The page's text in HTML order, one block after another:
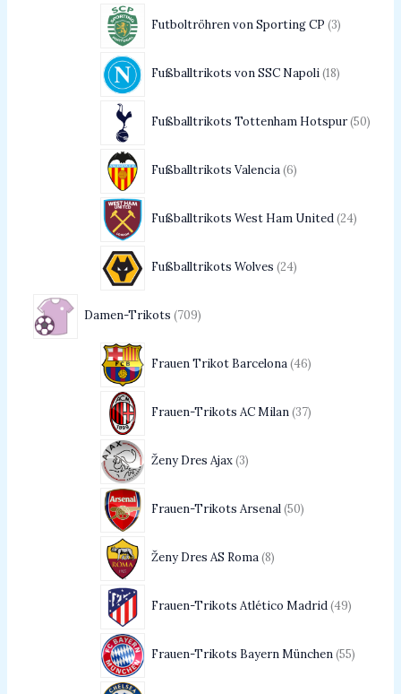
Futboltröhren von Sporting CP 3
Fußballtrikots von SSC Napoli 18
Fußballtrikots Tottenham Hotspur 50
Fußballtrikots Valencia 6
Fußballtrikots West Ham United 24
Fußballtrikots Wolves 24
Damen-Trikots 709
Frauen Trikot Barcelona 46
Frauen-Trikots AC Milan 37
Ženy Dres Ajax 3
Frauen-Trikots Arsenal 50
Ženy Dres AS Roma 8
Frauen-Trikots Atlético Madrid 49
Frauen-Trikots Bayern München 55